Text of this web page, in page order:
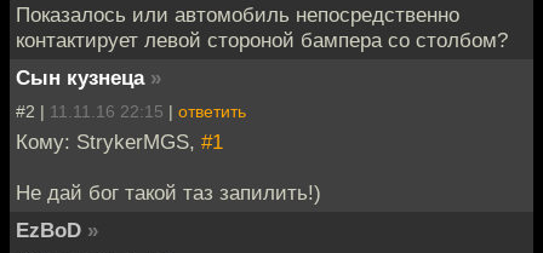
Показалось или автомобиль непосредственно
контактирует левой стороной бампера со столбом?
Сын кузнеца »
#2 | 11.11.16 22:15 | ответить
Кому: StrykerMGS, #1
Не дай бог такой таз запилить!)
EzBoD »